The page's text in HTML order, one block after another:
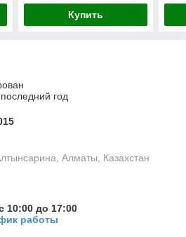
Купить
год
Алматы, Казахстан
10:00 до 17:00
работы